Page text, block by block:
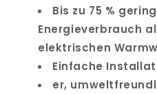
Bis zu 75 %
Energieverbrauch
elektrischen
Einfache
er,